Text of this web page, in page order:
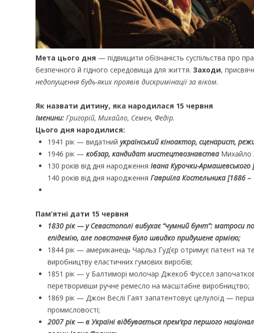
Мета цього дня — підвищити обізнаність суспільства про
безпечного й гідного середовища для життя. Заходи,
недопущення будь-яких проявів дискримінації за віком.
Як назвати дитину, яка народилася 15 червня
Іменини: Григорій, Михайло, Семен, Федір.
Цього дня народилися:
1941 рік — видатний український кіноактор, сценарист,
1946 рік — кобзар, кандидат мистецтвознавства Михайло
130 років від дня народження Івана Курочки-
140 років від дня народження Гавриїла Костельника [1886 –
Пам’ятні дати 15 червня
1830 рік — у Севастополі вибухає “чумний бунт”:
епідемію, але повстання було швидко придушене армією;
1844 рік — американець Чарльз Гудʼєр отримує патент на
виробництву еластичних гумових виробів;
1851 рік — у Балтиморі молочар Джекоб Фуссел
перетворивши ручне ремесло на масштабне виробництво;
1869 рік — Джон Веслі Гаят запатентовує целулоїд —
промисловості;
2007 рік — в Україні відбувається прем’єра першого